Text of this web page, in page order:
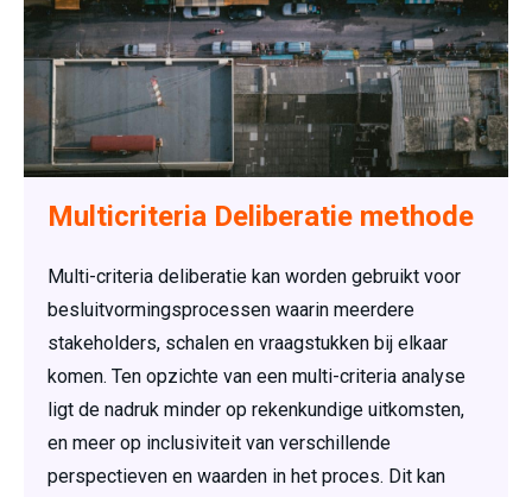
Multicriteria Deliberatie methode
Multi-criteria deliberatie kan worden gebruikt voor
besluitvormingsprocessen waarin meerdere
stakeholders, schalen en vraagstukken bij elkaar
komen. Ten opzichte van een multi-criteria analyse
ligt de nadruk minder op rekenkundige uitkomsten,
en meer op inclusiviteit van verschillende
perspectieven en waarden in het proces. Dit kan